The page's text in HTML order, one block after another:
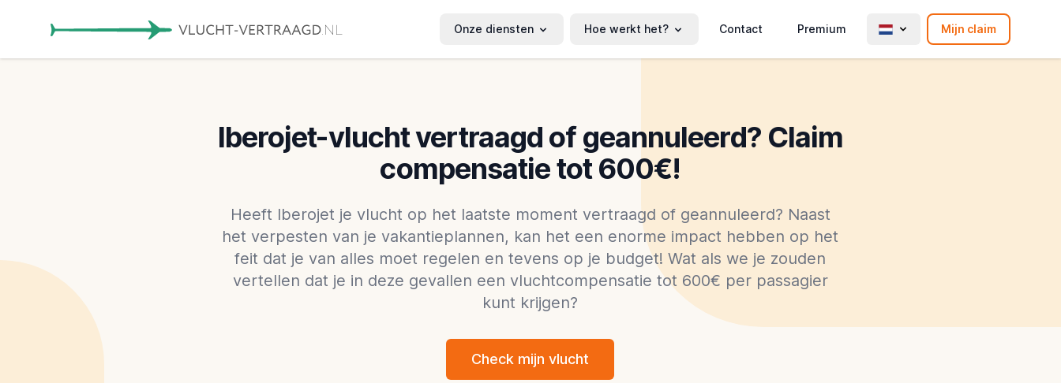
Onze diensten Hoe werkt het? Contact Premium Mijn claim
Iberojet-vlucht vertraagd of geannuleerd? Claim
compensatie tot 600€!
Heeft Iberojet je vlucht op het laatste moment vertraagd of geannuleerd? Naast
het verpesten van je vakantieplannen, kan het een enorme impact hebben op het
feit dat je van alles moet regelen en tevens op je budget! Wat als we je zouden
vertellen dat je in deze gevallen een vluchtcompensatie tot 600€ per passagier
kunt krijgen?
Check mijn vlucht